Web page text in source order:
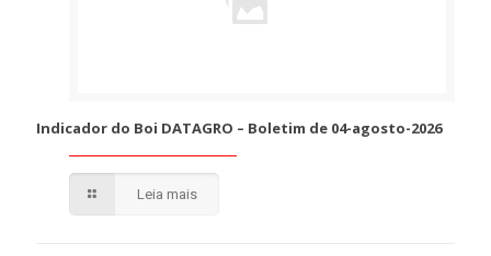
Indicador do Boi DATAGRO – Boletim de 04-agosto-2026
Leia mais